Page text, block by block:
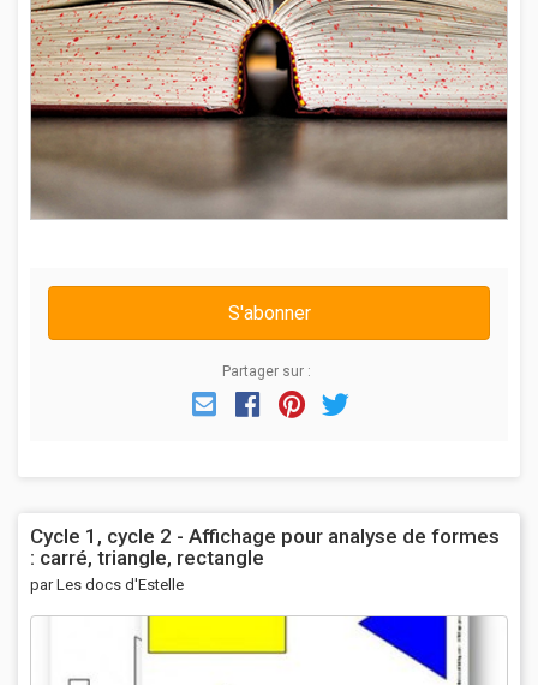
S'abonner
Partager sur :
EmailFacebook
Pinterest
Cycle 1, cycle 2 - Affichage pour analyse de formes
: carré, triangle, rectangle
par Les docs d'Estelle